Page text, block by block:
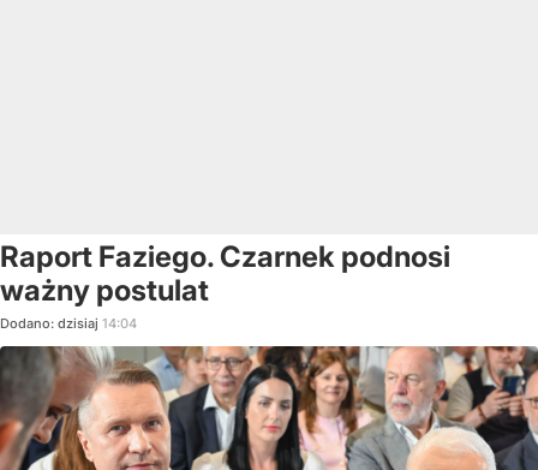
Raport Faziego. Czarnek podnosi
ważny postulat
Dodano: dzisiaj 14:04